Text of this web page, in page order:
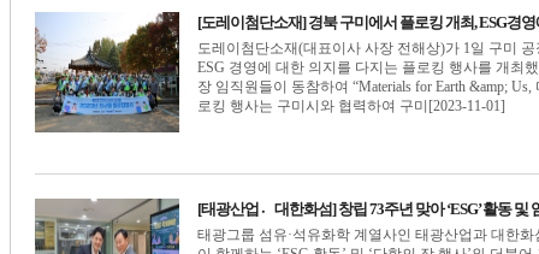
[도레이첨단소재] 경북 구미에서 플로킹 개최, ESG경
도레이첨단소재(대표이사 사장 전해상)가 1일 구미
ESG 경영에 대한 의지를 다지는 플로킹 행사를 개최
장 임직원들이 동참하여 “Materials for Earth &amp;
로킹 행사는 구미시와 협력하여 구미[2023-11-01]
[태광산업대〮한화섬] 창립 73주년 맞아 ‘ESG’ 활동 및
태광그룹 섬유·석유화학 계열사인 태광산업과 대한